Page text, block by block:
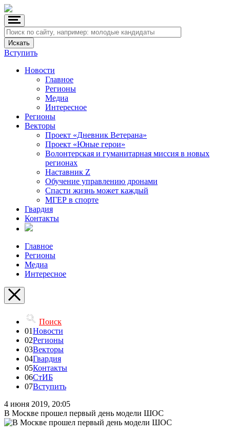
Вступить
Новости
Главное
Регионы
Медиа
Интересное
Регионы
Векторы
Проект «Дневник Ветерана»
Проект «Юные герои»
Волонтерская и гуманитарная миссия в новых
регионах
Наставник Z
Обучение управлению дронами
Спасти жизнь может каждый
МГЕР в спорте
Гвардия
Контакты
Главное
Регионы
Медиа
Интересное
Поиск
01Новости
02Регионы
03Векторы
04Гвардия
05Контакты
06СтИБ
07Вступить
4 июня 2019, 20:05
В Москве прошел первый день модели ШОС